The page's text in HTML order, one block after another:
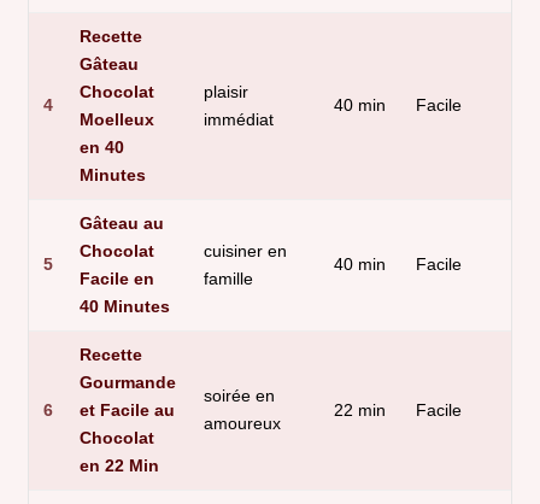
4
Recette
Gâteau
Chocolat
Moelleux
en 40
Minutes
plaisir
immédiat
40 min Facile
5
Gâteau au
Chocolat
Facile en
40 Minutes
cuisiner en
famille
40 min Facile
6
Recette
Gourmande
et Facile au
Chocolat
en 22 Min
soirée en
amoureux
22 min Facile